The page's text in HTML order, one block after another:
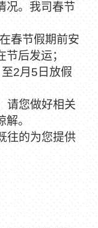
况。我司春节
春节假期前安
节后发运；
至2月5日放假
请您做好相关
解。
往的为您提供